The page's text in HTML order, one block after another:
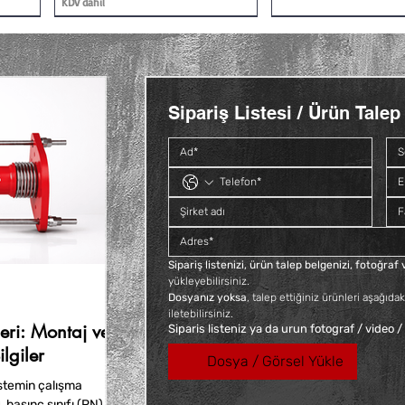
Siyah Kısa Deveboynu İç ve Dış
KDV dahil
Galvaniz Kuyruklu Konik Rakor
₺140,40
KDV dahil
Montaj ve
çalışma
Sipariş Listesi / Ürün
Sipariş listenizi, ürün talep belgenizi, fotoğraf
yükleyebilirsiniz.
Dosyanız yoksa, talep ettiğiniz ürünleri
iletebilirsiniz.
Siparis listeniz ya da urun fotograf / video /
Dosya / Görsel Yükle